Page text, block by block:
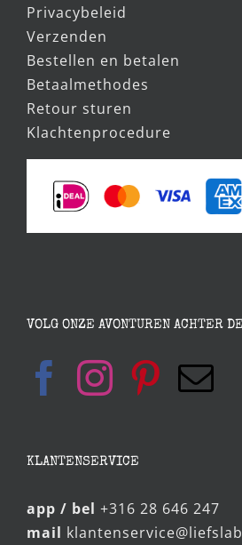
Privacybeleid
Verzenden
Bestellen en betalen
Betaalmethodes
Retour sturen
Klachtenprocedure
VOLG ONZE AVONTUREN ACHTER
KLANTENSERVICE
app / bel +316 28 646 247
mail